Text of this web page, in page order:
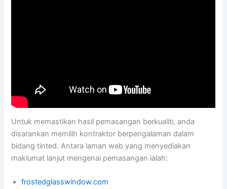
Untuk memastikan hasil pemasangan berkualiti, anda
disarankan memilih kontraktor berpengalaman dalam
bidang tinted. Antara laman web yang menyediakan
maklumat lanjut mengenai pemasangan ialah:
frostedglasswindow.com